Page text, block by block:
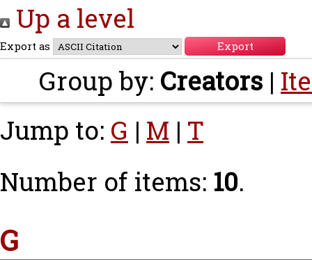
Up a level
Export as
Group by: Creators |
Jump to: G | M | T
Number of items: 10.
G